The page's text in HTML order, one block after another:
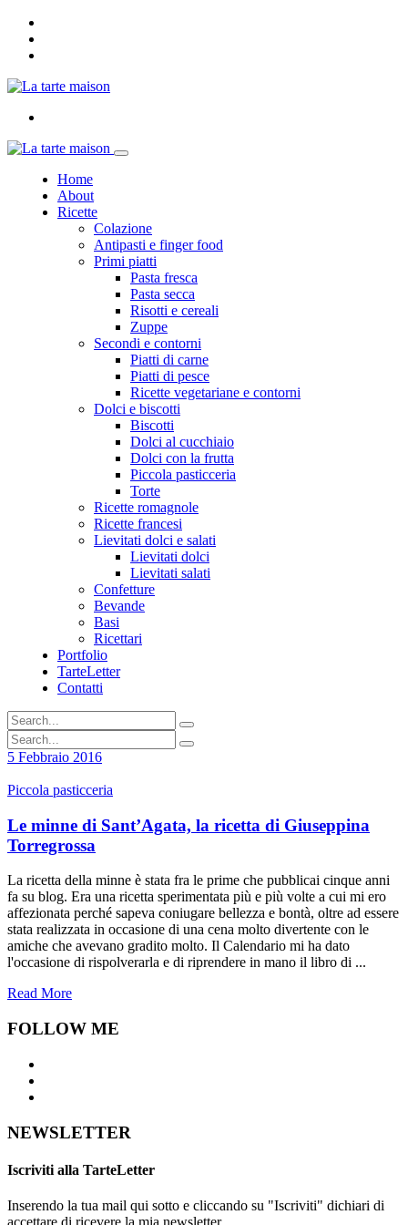
Home
About
Ricette
Colazione
Antipasti e finger food
Primi piatti
Pasta fresca
Pasta secca
Risotti e cereali
Zuppe
Secondi e contorni
Piatti di carne
Piatti di pesce
Ricette vegetariane e contorni
Dolci e biscotti
Biscotti
Dolci al cucchiaio
Dolci con la frutta
Piccola pasticceria
Torte
Ricette romagnole
Ricette francesi
Lievitati dolci e salati
Lievitati dolci
Lievitati salati
Confetture
Bevande
Basi
Ricettari
Portfolio
TarteLetter
Contatti
5 Febbraio 2016
Piccola pasticceria
Le minne di Sant’Agata, la ricetta di Giuseppina
Torregrossa
La ricetta della minne è stata fra le prime che pubblicai cinque anni
fa su blog. Era una ricetta sperimentata più e più volte a cui mi ero
affezionata perché sapeva coniugare bellezza e bontà, oltre ad essere
stata realizzata in occasione di una cena molto divertente con le
amiche che avevano gradito molto. Il Calendario mi ha dato
l'occasione di rispolverarla e di riprendere in mano il libro di ...
Read More
FOLLOW ME
NEWSLETTER
Iscriviti alla TarteLetter
Inserendo la tua mail qui sotto e cliccando su "Iscriviti" dichiari di